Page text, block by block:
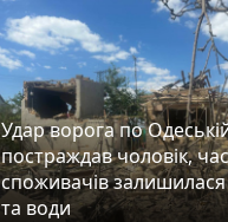
Удар ворога по
постраждав чоловік,
споживачів залишилася
та води